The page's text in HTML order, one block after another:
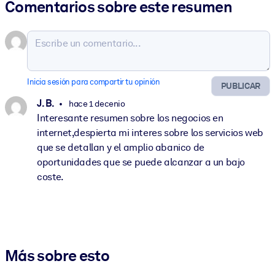
Comentarios sobre este resumen
PUBLICAR
Inicia sesión para compartir tu opinión
J. B. hace 1 decenio
Interesante resumen sobre los negocios en
internet,despierta mi interes sobre los servicios web
que se detallan y el amplio abanico de
oportunidades que se puede alcanzar a un bajo
coste.
Más sobre esto